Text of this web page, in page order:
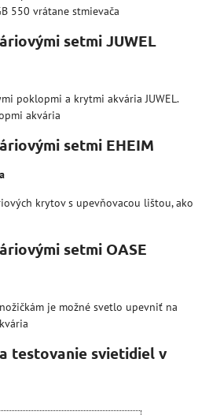
550 vrátane stmievača
setmi JUWEL
poklopmi a krytmi akvária JUWEL.
akvária
setmi EHEIM
krytov s upevňovacou lištou, ako
setmi OASE
je možné svetlo upevniť na
testovanie svietidiel v